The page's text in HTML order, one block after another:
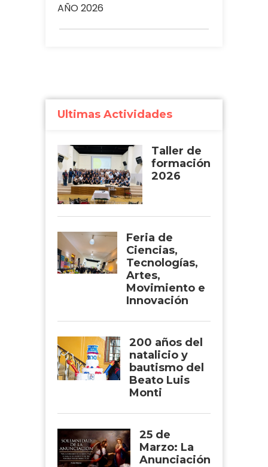
AÑO 2026
Ultimas Actividades
Taller de
formación
2026
Feria de
Ciencias,
Tecnologías,
Artes,
Movimiento e
Innovación
200 años del
natalicio y
bautismo del
Beato Luis
Monti
25 de
Marzo: La
Anunciación